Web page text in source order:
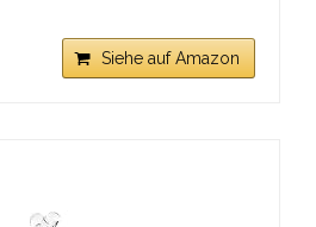
Siehe auf Amazon